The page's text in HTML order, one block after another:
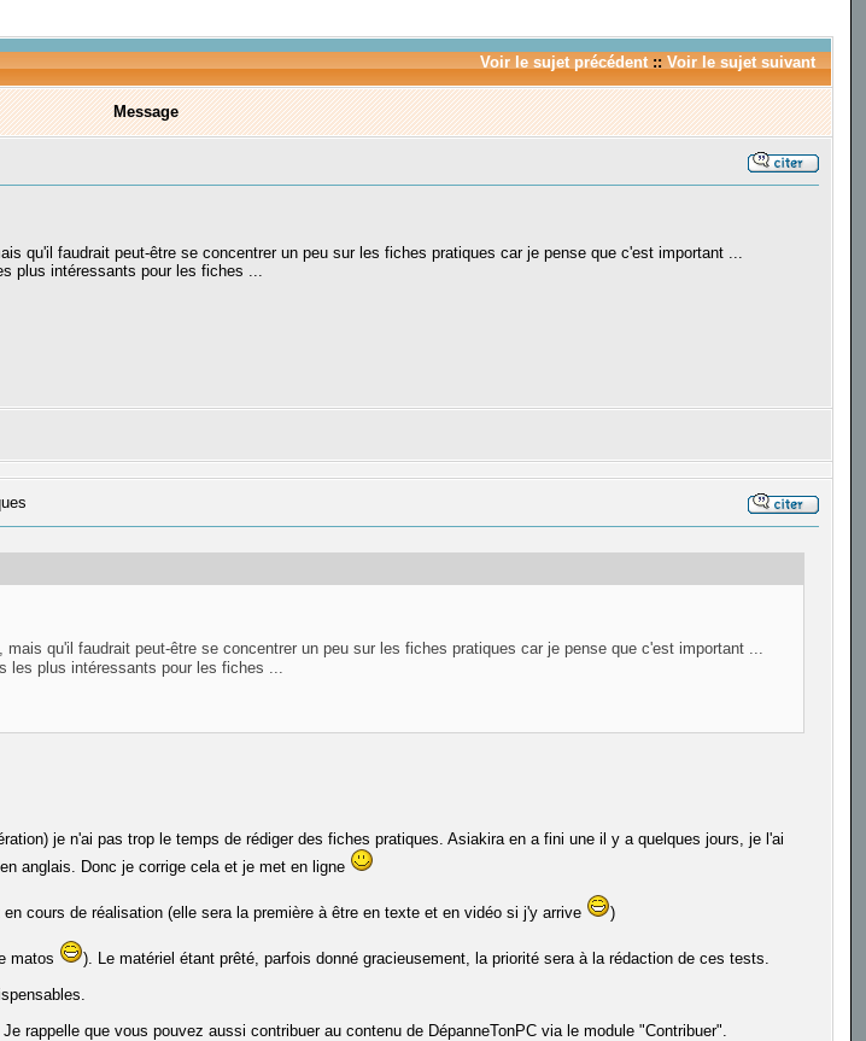
Voir le sujet précédent:: Voir le sujet suivant
Message
qu'il faudrait peut-être se concentrer un peu sur les fiches pratiques car je pense que c'est important ...
plus intéressants pour les fiches ...
qu'il faudrait peut-être se concentrer un peu sur les fiches pratiques car je pense que c'est important ...
les plus intéressants pour les fiches ...
je n'ai pas trop le temps de rédiger des fiches pratiques. Asiakira en a fini une il y a quelques jours, je l'ai
anglais. Donc je corrige cela et je met en ligne
cours de réalisation (elle sera la première à être en texte et en vidéo si j'y arrive )
matos
). Le matériel étant prêté, parfois donné gracieusement, la priorité sera à la rédaction de ces tests.
rappelle que vous pouvez aussi contribuer au contenu de DépanneTonPC via le module "Contribuer".